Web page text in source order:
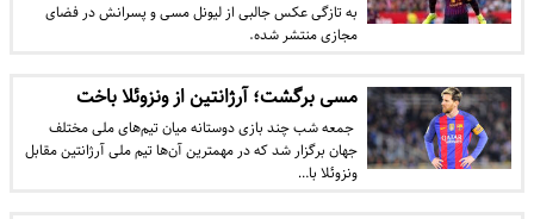
به تازگی عکس جالبی از لیونل مسی و پسرانش در فضای
مجازی منتشر شده.
مسی برگشت؛ آرژانتین از ونزوئلا باخت
​ جمعه شب چند بازی دوستانه میان تیم‌های ملی مختلف
جهان برگزار شد که در مهمترین آن‌ها تیم ملی آرژانتین مقابل
ونزوئلا با…